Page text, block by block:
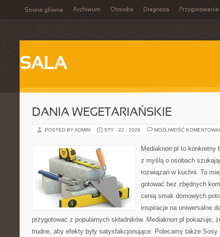
Strona główna Archiwum Choroba Diagnoza Przygotowanie
SALA
DANIA WEGETARIAŃSKIE
POSTED BY ADMIN STY - 22 - 2026 MOŻLIWOŚĆ
Mediaknorr.pl to konkretny
z myślą o osobach
rozwiązań w kuchni. To
gotować bez zbędnych
cenią smak domowych
inspiracje na uniwersalne
przygotować z popularnych składników. Mediaknorr.pl pokazuje,
trudne, aby efekty były satysfakcjonujące. Polecamy także